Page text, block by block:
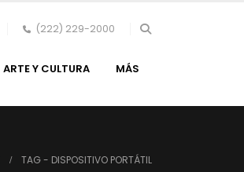
(222) 229-2000
ARTE Y CULTURA MÁS
TAG - DISPOSITIVO PORTÁTIL